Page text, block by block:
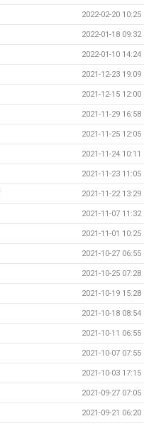
2022-02-20 10:25
2022-01-18 09:32
2022-01-10 14:24
2021-12-23 19:09
2021-12-15 12:00
2021-11-29 16:58
2021-11-25 12:05
2021-11-24 10:11
2021-11-23 11:05
2021-11-22 13:29
2021-11-07 11:32
2021-11-01 10:25
2021-10-27 06:55
2021-10-25 07:28
2021-10-19 15:28
2021-10-18 08:54
2021-10-11 06:55
2021-10-07 07:55
2021-10-03 17:15
2021-09-27 07:05
2021-09-21 06:20